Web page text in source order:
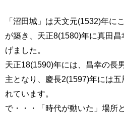
「沼田城」は天文元(1532)年に
が築き、天正8(1580)年に真田
げました。
天正18(1590)年には、昌幸の長
主となり、慶長2(1597)年には
れています。
で・・・「時代が動いた」場所